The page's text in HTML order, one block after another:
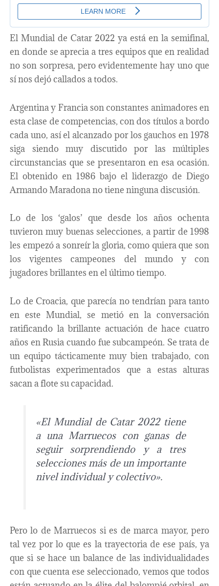
El Mundial de Catar 2022 ya está en la semifinal,
en donde se aprecia a tres equipos que en realidad
no son sorpresa, pero evidentemente hay uno que
sí nos dejó callados a todos.
Argentina y Francia son constantes animadores en
esta clase de competencias, con dos títulos a bordo
cada uno, así el alcanzado por los gauchos en 1978
siga siendo muy discutido por las múltiples
circunstancias que se presentaron en esa ocasión.
El obtenido en 1986 bajo el liderazgo de Diego
Armando Maradona no tiene ninguna discusión.
Lo de los ‘galos’ que desde los años ochenta
tuvieron muy buenas selecciones, a partir de 1998
les empezó a sonreír la gloria, como quiera que son
los vigentes campeones del mundo y con
jugadores brillantes en el último tiempo.
Lo de Croacia, que parecía no tendrían para tanto
en este Mundial, se metió en la conversación
ratificando la brillante actuación de hace cuatro
años en Rusia cuando fue subcampeón. Se trata de
un equipo tácticamente muy bien trabajado, con
futbolistas experimentados que a estas alturas
sacan a flote su capacidad.
«El Mundial de Catar 2022 tiene
a una Marruecos con ganas de
seguir sorprendiendo y a tres
selecciones más de un importante
nivel individual y colectivo».
Pero lo de Marruecos si es de marca mayor, pero
tal vez por lo que es la trayectoria de ese país, ya
que si se hace un balance de las individualidades
con que cuenta ese seleccionado, vemos que todos